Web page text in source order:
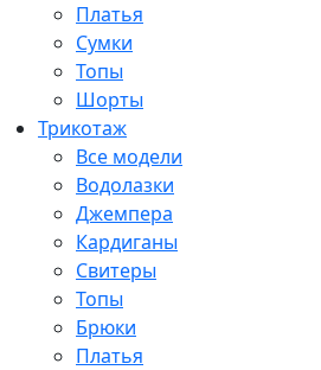
Платья
Сумки
Топы
Шорты
Трикотаж
Все модели
Водолазки
Джемпера
Кардиганы
Свитеры
Топы
Брюки
Платья